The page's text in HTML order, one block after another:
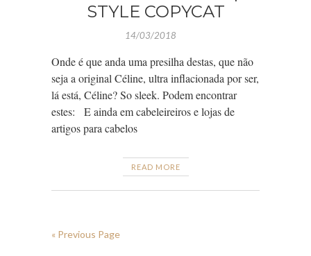
STYLE COPYCAT
14/03/2018
Onde é que anda uma presilha destas, que não
seja a original Céline, ultra inflacionada por ser,
lá está, Céline? So sleek. Podem encontrar
estes: E ainda em cabeleireiros e lojas de
artigos para cabelos
READ MORE
« Previous Page